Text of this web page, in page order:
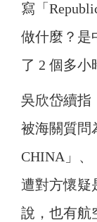
寫「
做什麼？是
了 2 個多小
吳欣岱續指
被海關質問
CHINA」、
遭對方懷疑
說，也有航